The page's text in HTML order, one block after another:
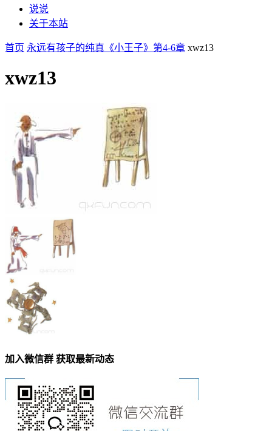
说说
关于本站
首页 永远有孩子的纯真《小王子》第4-6章 xwz13
xwz13
加入微信群 获取最新动态